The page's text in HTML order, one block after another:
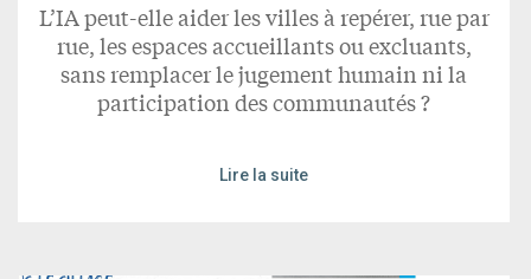
L’IA peut-elle aider les villes à repérer, rue par
rue, les espaces accueillants ou excluants,
sans remplacer le jugement humain ni la
participation des communautés ?
Lire la suite